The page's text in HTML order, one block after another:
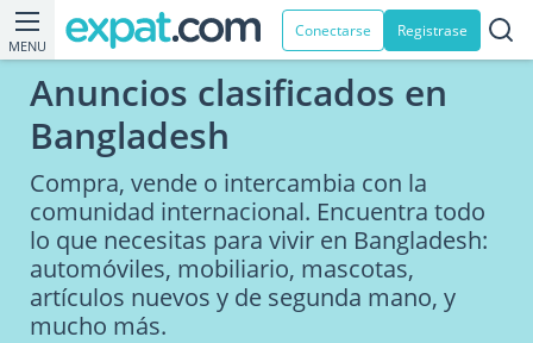
MENU
Conectarse Registrase
Anuncios clasificados en
Bangladesh
Compra, vende o intercambia con la
comunidad internacional. Encuentra todo
lo que necesitas para vivir en Bangladesh:
automóviles, mobiliario, mascotas,
artículos nuevos y de segunda mano, y
mucho más.